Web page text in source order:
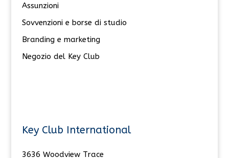
Assunzioni
Sovvenzioni e borse di studio
Branding e marketing
Negozio del Key Club
Key Club International
3636 Woodview Trace